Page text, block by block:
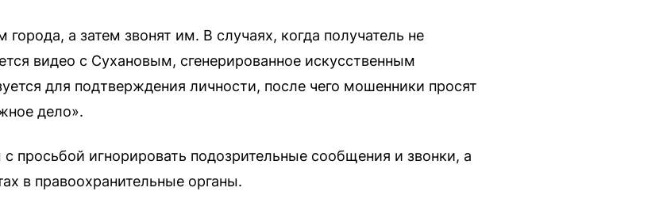
а затем звонят им. В случаях, когда получатель не
видео с Сухановым, сгенерированное искусственным
для подтверждения личности, после чего мошенники просят
дело».
просьбой игнорировать подозрительные сообщения и звонки, а
в правоохранительные органы.